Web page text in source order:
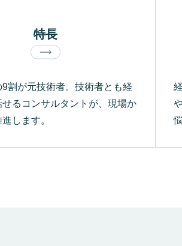
特長
9割が元技術者。技術者とも経
るコンサルタントが、現場か
します。